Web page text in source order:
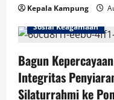
Kepala Kampung
Sosial Keagamaan
Bagun
Integritas
Silaturrahmi ke